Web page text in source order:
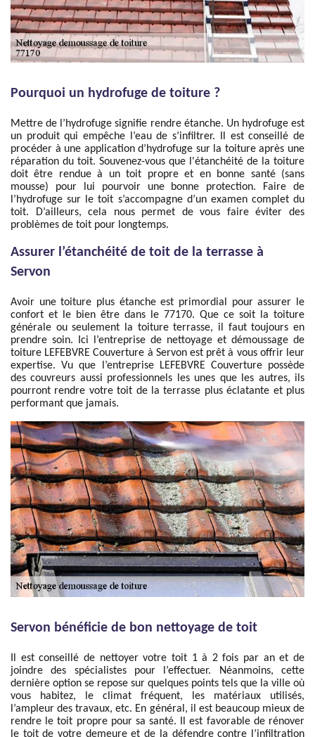
Pourquoi un hydrofuge de toiture ?
Mettre de l’hydrofuge signifie rendre étanche. Un hydrofuge est
un produit qui empêche l’eau de s’infiltrer. Il est conseillé de
procéder à une application d’hydrofuge sur la toiture après une
réparation du toit. Souvenez-vous que l'étanchéité de la toiture
doit être rendue à un toit propre et en bonne santé (sans
mousse) pour lui pourvoir une bonne protection. Faire de
l’hydrofuge sur le toit s’accompagne d’un examen complet du
toit. D’ailleurs, cela nous permet de vous faire éviter des
problèmes de toit pour longtemps.
Assurer l’étanchéité de toit de la terrasse à
Servon
Avoir une toiture plus étanche est primordial pour assurer le
confort et le bien être dans le 77170. Que ce soit la toiture
générale ou seulement la toiture terrasse, il faut toujours en
prendre soin. Ici l’entreprise de nettoyage et démoussage de
toiture LEFEBVRE Couverture à Servon est prêt à vous offrir leur
expertise. Vu que l’entreprise LEFEBVRE Couverture possède
des couvreurs aussi professionnels les unes que les autres, ils
pourront rendre votre toit de la terrasse plus éclatante et plus
performant que jamais.
Servon bénéficie de bon nettoyage de toit
Il est conseillé de nettoyer votre toit 1 à 2 fois par an et de
joindre des spécialistes pour l’effectuer. Néanmoins, cette
dernière option se repose sur quelques points tels que la ville où
vous habitez, le climat fréquent, les matériaux utilisés,
l’ampleur des travaux, etc. En général, il est beaucoup mieux de
rendre le toit propre pour sa santé. Il est favorable de rénover
le toit de votre demeure et de la défendre contre l’infiltration